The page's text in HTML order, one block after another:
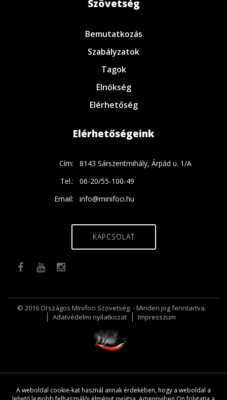
Szövetség
Bemutatkozás
Szabályzatok
Tagok
Elnökség
Elérhetőség
Elérhetőségeink
Cím:
8143 Sárszentmihály, Árpád u. 1/A
Tel.:
06-20/55-100-49
Email:
info@minifoci.hu
KAPCSOLAT
© 2016 Országos Minifoci Szövetség. - Minden jog fenntartva.
Adatvédelmi nyilatkozat
Impresszum
A weboldal cookie-kat használ annak érdekében, hogy a weboldal a